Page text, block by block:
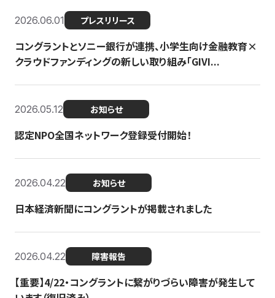
2026.06.01 プレスリリース
コングラントとソニー銀行が連携、小学生向け金融教育×
クラウドファンディングの新しい取り組み「GIVI...
2026.05.12 お知らせ
認定NPO全国ネットワーク登録受付開始！
2026.04.22 お知らせ
日本経済新聞にコングラントが掲載されました
2026.04.22 障害報告
【重要】4/22・コングラントに繋がりづらい障害が発生して